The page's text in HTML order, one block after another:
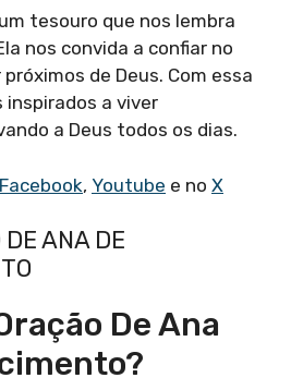
tesouro que nos lembra
nos convida a confiar no
de Deus. Com essa
inspirados a viver
a Deus todos os dias.
Facebook, Youtube e no X
DE ANA DE
De Ana